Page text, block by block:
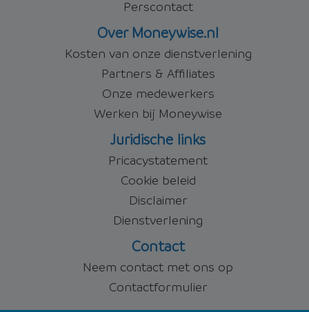
Perscontact
Over Moneywise.nl
Kosten van onze dienstverlening
Partners & Affiliates
Onze medewerkers
Werken bij Moneywise
Juridische links
Pricacystatement
Cookie beleid
Disclaimer
Dienstverlening
Contact
Neem contact met ons op
Contactformulier